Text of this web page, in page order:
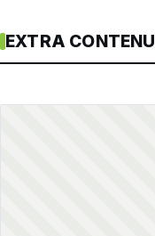
EXTRA CONTENU